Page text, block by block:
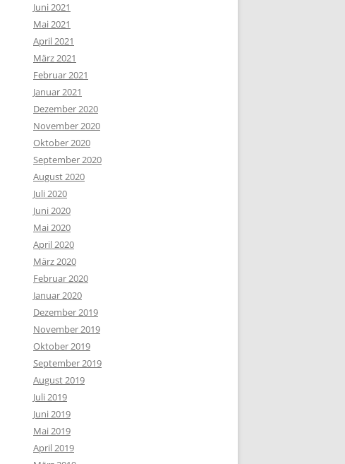
Juni 2021
Mai 2021
April 2021
März 2021
Februar 2021
Januar 2021
Dezember 2020
November 2020
Oktober 2020
September 2020
August 2020
Juli 2020
Juni 2020
Mai 2020
April 2020
März 2020
Februar 2020
Januar 2020
Dezember 2019
November 2019
Oktober 2019
September 2019
August 2019
Juli 2019
Juni 2019
Mai 2019
April 2019